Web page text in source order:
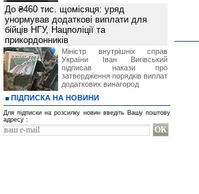
До ₴460 тис. щомісяця: уряд
унормував додаткові виплати для
бійців НГУ, Нацполіції та
прикордонників
Міністр внутрішніх справ
України Іван Вигівський
підписав накази про
затвердження порядків виплат
додаткових винагород
ПІДПИСКА НА НОВИНИ
Для підписки на розсилку новин введіть Вашу поштову
адресу :